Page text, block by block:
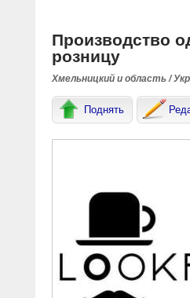
Производство
розницу
Хмельницкий и область /
Поднять